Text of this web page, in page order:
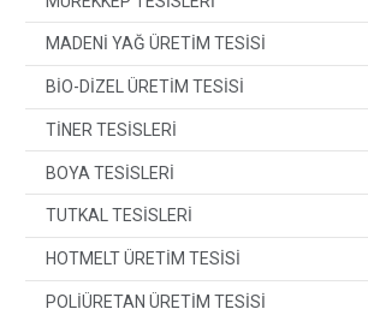
MADENİ YAĞ ÜRETİM TESİSİ
BİO-DİZEL ÜRETİM TESİSİ
TİNER TESİSLERİ
BOYA TESİSLERİ
TUTKAL TESİSLERİ
HOTMELT ÜRETİM TESİSİ
POLİÜRETAN ÜRETİM TESİSİ